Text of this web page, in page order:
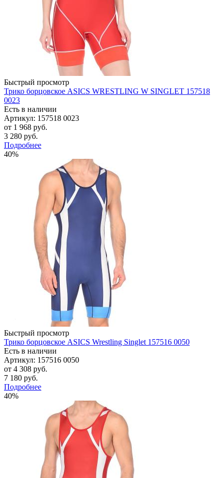
Быстрый просмотр
Трико борцовское ASICS WRESTLING W SINGLET 157518
0023
Есть в наличии
Артикул: 157518 0023
от 1 968 руб.
3 280 руб.
Подробнее
40%
Быстрый просмотр
Трико борцовское ASICS Wrestling Singlet 157516 0050
Есть в наличии
Артикул: 157516 0050
от 4 308 руб.
7 180 руб.
Подробнее
40%